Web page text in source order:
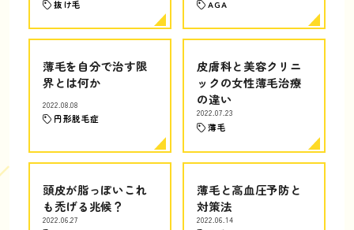
抜け毛 AGA
薄毛を自分で治す限
界とは何か
2022.08.08
円形脱毛症
皮膚科と美容クリニ
ックの女性薄毛治療
の違い
2022.07.23
薄毛
頭皮が脂っぽいこれ
も禿げる兆候？
2022.06.27
薄毛と高血圧予防と
対策法
2022.06.14